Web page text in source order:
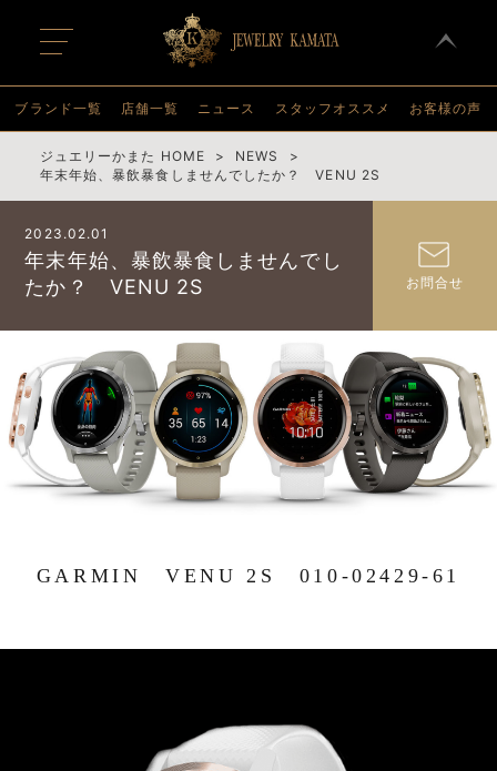
t
o
g
l
n
a
v
g
t
i
o
n
ブランド一覧 店舗一覧 ニュース スタッフオススメ お客様の声
ジュエリーかまた HOME
NEWS
年末年始、暴飲暴食しませんでしたか？ VENU 2S
2023.02.01
年末年始、暴飲暴食しませんでし
たか？ VENU 2S
お問合せ
GARMIN VENU 2S 010-02429-61